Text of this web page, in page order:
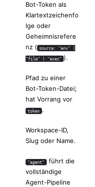
Bot-Token als
Klartextzeichenfo
lge oder
Geheimnisrefere
nz ( source: "env" |
"file" | "exec" ).
Pfad zu einer
Bot-Token-Datei;
hat Vorrang vor
token .
Workspace-ID,
Slug oder Name.
"agent" führt die
vollständige
Agent-Pipeline